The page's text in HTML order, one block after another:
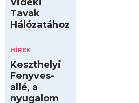
Tavak
Hálózatához
HÍREK
Keszthelyi
Fenyves-
allé, a
nyugalom